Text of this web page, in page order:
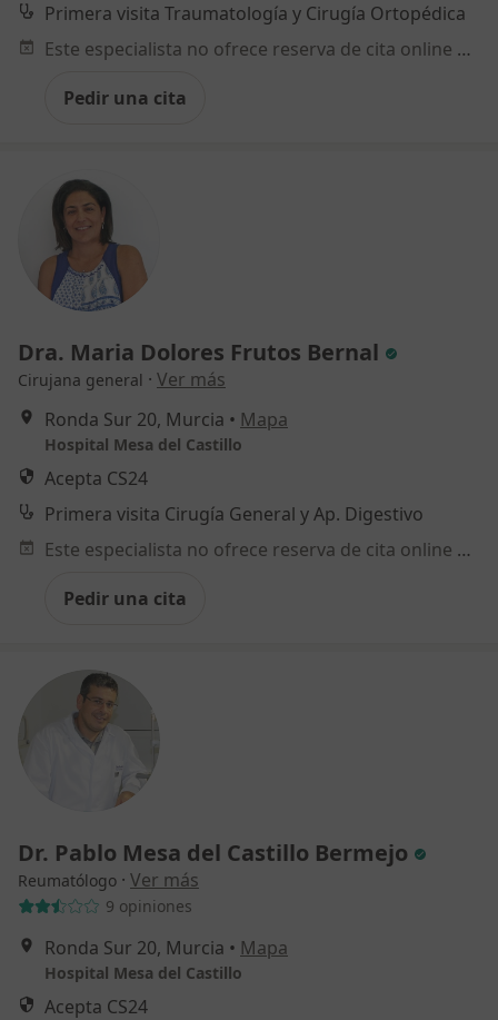
Primera visita Traumatología y Cirugía Ortopédica
Este especialista no ofrece reserva de cita online en esta dirección.
Pedir una cita
Dra. Maria Dolores Frutos Bernal
Cirujana general · Ver más
Ronda Sur 20, Murcia • Mapa
Hospital Mesa del Castillo
Acepta CS24
Primera visita Cirugía General y Ap. Digestivo
Este especialista no ofrece reserva de cita online en esta dirección.
Pedir una cita
Dr. Pablo Mesa del Castillo Bermejo
Reumatólogo · Ver más
9 opiniones
Ronda Sur 20, Murcia • Mapa
Hospital Mesa del Castillo
Acepta CS24